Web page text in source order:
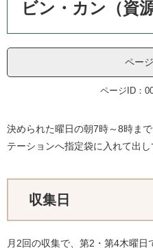
へ
ビン・カン（資
ペー
ページID：
決められた曜日の朝7時～8時ま
テーションへ指定袋に入れて出し
収集日
月2回の収集で、第2・第4木曜日